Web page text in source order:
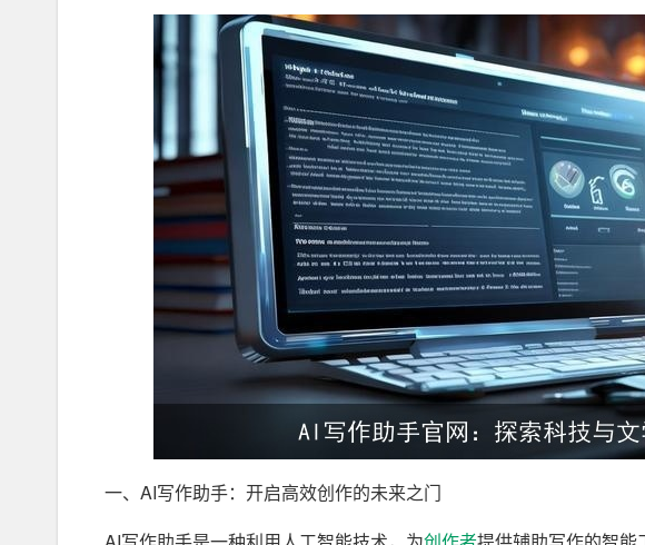
一、AI写作助手：开启高效创作的未来之门